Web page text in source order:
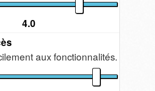
4.0
aux fonctionnalités.